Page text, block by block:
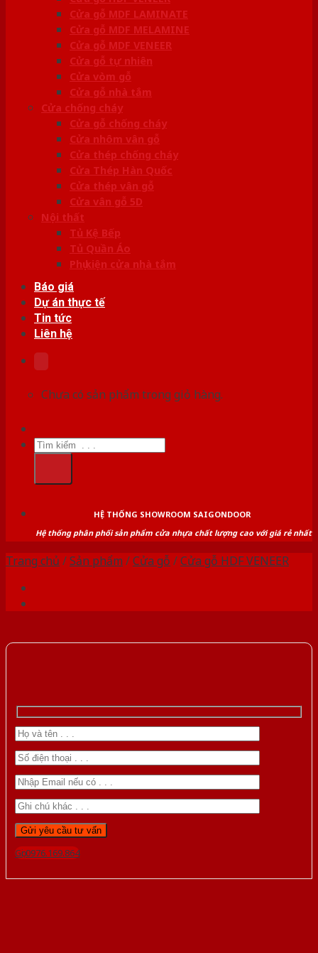
Cửa gỗ MDF LAMINATE
Cửa gỗ MDF MELAMINE
Cửa gỗ MDF VENEER
Cửa gỗ tự nhiên
Cửa vòm gỗ
Cửa gỗ nhà tắm
Cửa chống cháy
Cửa gỗ chống cháy
Cửa nhôm vân gỗ
Cửa thép chống cháy
Cửa Thép Hàn Quốc
Cửa thép vân gỗ
Cửa vân gỗ 5D
Nội thất
Tủ Kệ Bếp
Tủ Quần Áo
Phụ kiện cửa nhà tắm
Báo giá
Dự án thực tế
Tin tức
Liên hệ
Chưa có sản phẩm trong giỏ hàng.
Tìm
kiếm:
HỆ THỐNG SHOWROOM SAIGONDOOR
Hệ thống phân phối sản phẩm cửa nhựa chất lượng cao với giá rẻ nhất
Trang chủ /Sản phẩm /Cửa gỗ /Cửa gỗ HDF VENEER
Gọi 0976.169.864